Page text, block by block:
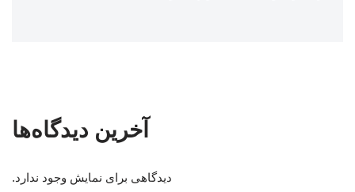
آخرین دیدگاه‌ها
دیدگاهی برای نمایش وجود ندارد.